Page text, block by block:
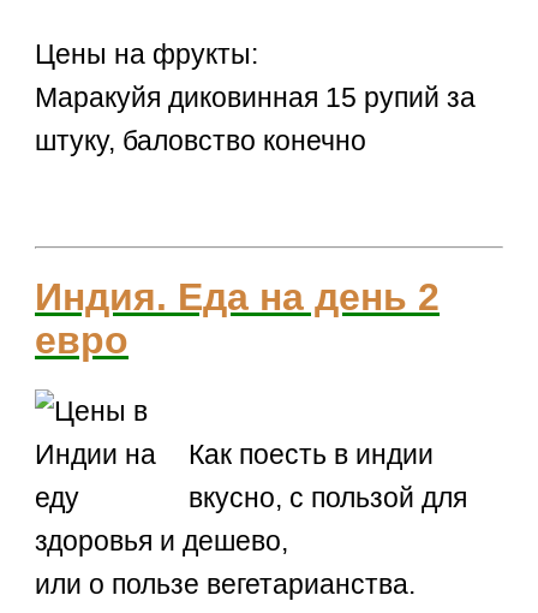
Цены на фрукты:
Маракуйя диковинная 15 рупий за
штуку, баловство конечно
Индия. Еда на день 2
евро
Как поесть в индии
вкусно, с пользой для
здоровья и дешево,
или о пользе вегетарианства.